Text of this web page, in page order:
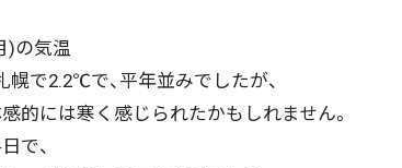
)の気温
で2.2℃で、平年並みでしたが、
的には寒く感じられたかもしれません。
で、